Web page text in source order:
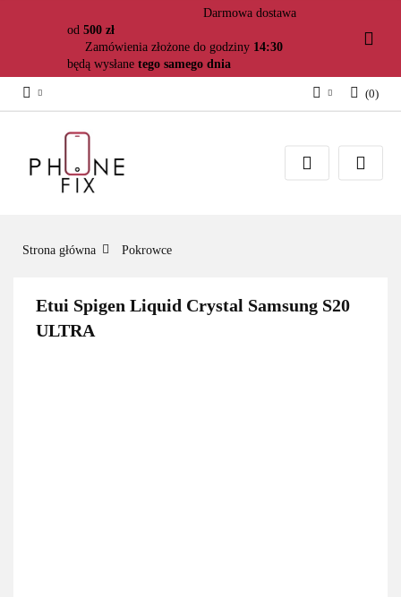
Darmowa dostawa
od 500 zł
Zamówienia złożone do godziny 14:30
będą wysłane tego samego dnia
Załóż konto
(0)
Strona główna Pokrowce
Etui Spigen Liquid Crystal Samsung S20
ULTRA